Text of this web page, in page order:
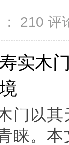
210 评
实木
门以
睐。